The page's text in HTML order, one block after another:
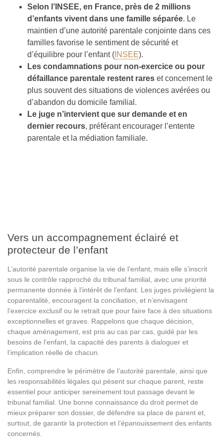
Selon l’INSEE, en France, près de 2 millions
d’enfants vivent dans une famille séparée. Le
maintien d’une autorité parentale conjointe dans ces
familles favorise le sentiment de sécurité et
d’équilibre pour l’enfant ( INSEE).
Les condamnations pour non-exercice ou pour
défaillance parentale restent rares et concernent le
plus souvent des situations de violences avérées ou
d’abandon du domicile familial.
Le juge n’intervient que sur demande et en
dernier recours, préférant encourager l’entente
parentale et la médiation familiale.
Vers un accompagnement éclairé et
protecteur de l’enfant
L’autorité parentale organise la vie de l’enfant, mais elle s’inscrit
sous le contrôle rapproché du tribunal familial, avec une priorité
permanente donnée à l’intérêt de l’enfant. Les juges privilégient la
coparentalité, encouragent la conciliation, et n’envisagent
l’exercice exclusif ou le retrait que pour faire face à des situations
exceptionnelles et graves. Rappelons que chaque décision,
chaque aménagement, est pris au cas par cas, guidé par les
besoins de l’enfant, la capacité des parents à dialoguer et
l’implication réelle de chacun.
Enfin, comprendre le périmètre de l’autorité parentale, ainsi que
les responsabilités légales qui pèsent sur chaque parent, reste
essentiel pour anticiper sereinement tout passage devant le
tribunal familial. Une bonne connaissance du droit permet de
mieux préparer son dossier, de défendre sa place de parent et,
surtout, de garantir la protection et l’épanouissement des enfants
concernés.